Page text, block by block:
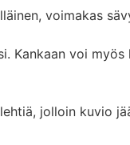
voimakas
Kankaan voi
jolloin kuvio